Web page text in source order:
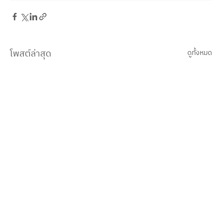
โพสต์ล่าสุด ดูทั้งหมด